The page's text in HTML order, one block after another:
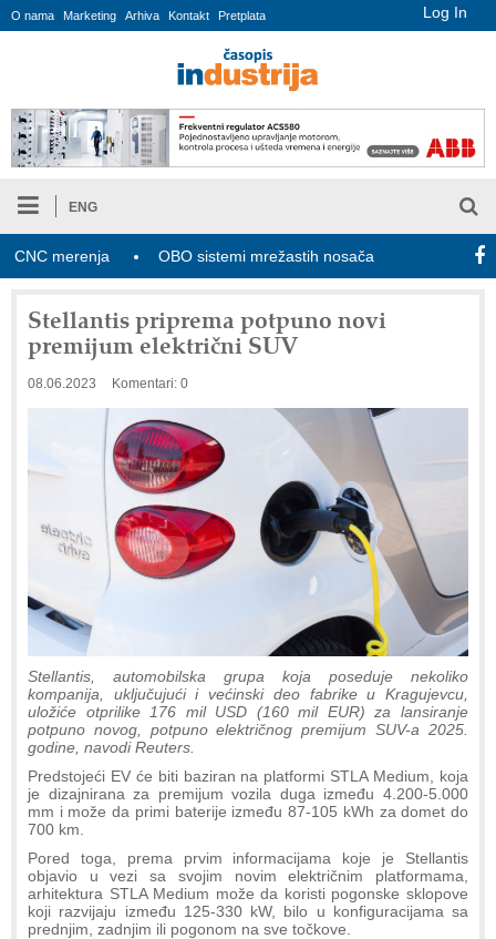
Log In
O nama Marketing Arhiva Kontakt Pretplata
ENG
merenja OBO sistemi mrežastih nosača kablova Novi
Stellantis priprema potpuno novi
premijum električni SUV
08.06.2023 Komentari: 0
Stellantis, automobilska grupa koja poseduje nekoliko
kompanija, uključujući i većinski deo fabrike u Kragujevcu,
uložiće otprilike 176 mil USD (160 mil EUR) za lansiranje
potpuno novog, potpuno električnog premijum SUV-a 2025.
godine, navodi Reuters.
Predstojeći EV će biti baziran na platformi STLA Medium, koja
je dizajnirana za premijum vozila duga između 4.200-5.000
mm i može da primi baterije između 87-105 kWh za domet do
700 km.
Pored toga, prema prvim informacijama koje je Stellantis
objavio u vezi sa svojim novim električnim platformama,
arhitektura STLA Medium može da koristi pogonske sklopove
koji razvijaju između 125-330 kW, bilo u konfiguracijama sa
prednjim, zadnjim ili pogonom na sve točkove.